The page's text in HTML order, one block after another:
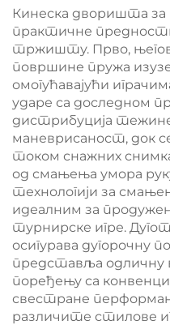
Кинеска дворишта за
практичне предности
тржишту. Прво,
површине пружа
омогућавајући
ударе са доследном
дистрибуција
маневрисаност, док
током снажних
од смањења умора
технологији за
идеалним за
турнирске игре.
осигурава дугорочну
представља одличну
поређењу са
свестране
различите стилове